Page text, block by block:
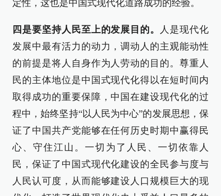
定性，这也是中国式现代化道路成功的经验。
四是要坚持人民至上的发展目的。
人是现代化
发展中最有活力的动力，调动人的主观能动性
的前提是将人自身作为人劳动的目的。尊重人
民的主体地位是中国式现代化得以在短时间内
取得成功的重要保障，中国在建设现代化的过
程中，始终坚持“以人民为中心”的发展思想，保
证了中国共产党能够在任何历史时期中赢得民
心、守住江山。一切为了人民、一切依靠人
民，保证了中国式现代化建设的全民参与度与
人民认可度，从而能够建设人口规模巨大的现